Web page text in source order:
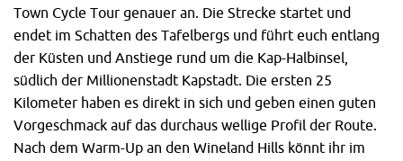
Town Cycle Tour genauer an. Die Strecke startet und
endet im Schatten des Tafelbergs und führt euch entlang
der Küsten und Anstiege rund um die Kap-Halbinsel,
südlich der Millionenstadt Kapstadt. Die ersten 25
Kilometer haben es direkt in sich und geben einen guten
Vorgeschmack auf das durchaus wellige Profil der Route.
Nach dem Warm-Up an den Wineland Hills könnt ihr im